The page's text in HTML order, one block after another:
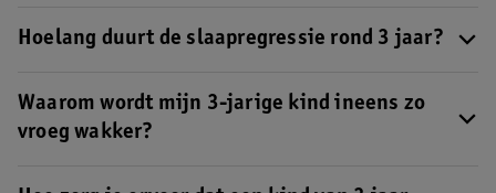
Hoelang duurt de slaapregressie rond 3 jaar?
enkele dagen tot een aantal weken zijn. Hier lees je alles over de
slaapregressie rond 3 à 3,5 jaar
Waarom wordt mijn 3-jarige kind ineens zo
vroeg wakker?